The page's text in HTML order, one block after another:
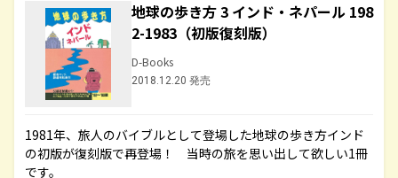
地球の歩き方 3 インド・ネパール 198
2-1983（初版復刻版）
D-Books
2018.12.20 発売
1981年、旅人のバイブルとして登場した地球の歩き方インド
の初版が復刻版で再登場！ 当時の旅を思い出して欲しい1冊
です。